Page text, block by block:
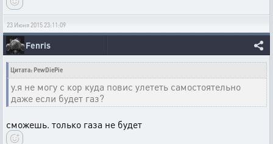
23 Июня 2015 23:11:09
Fenris
Цитата: PewDiePie
у.я не могу с кор куда повис улететь самостоятельно
даже если будет газ?
сможешь. только газа не будет